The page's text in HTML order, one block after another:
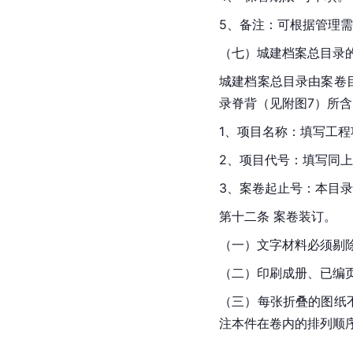
5、备注：可根据管理
（七）城建档案总目录
城建档案总目录由案卷
录脊背（见附图7）所
1、项目名称：填写工
2、项目代号：填写同
3、案卷起止号：本目
第十二条 案卷装订。
（一）文字材料必须
（二）印刷成册、已
（三）每张折叠的图
注本件在卷内的排列顺